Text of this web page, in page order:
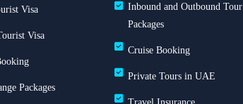
Visa
Visa
Packages
Inbound and Outbound Tour
Packages
Cruise Booking
Private Tours in UAE